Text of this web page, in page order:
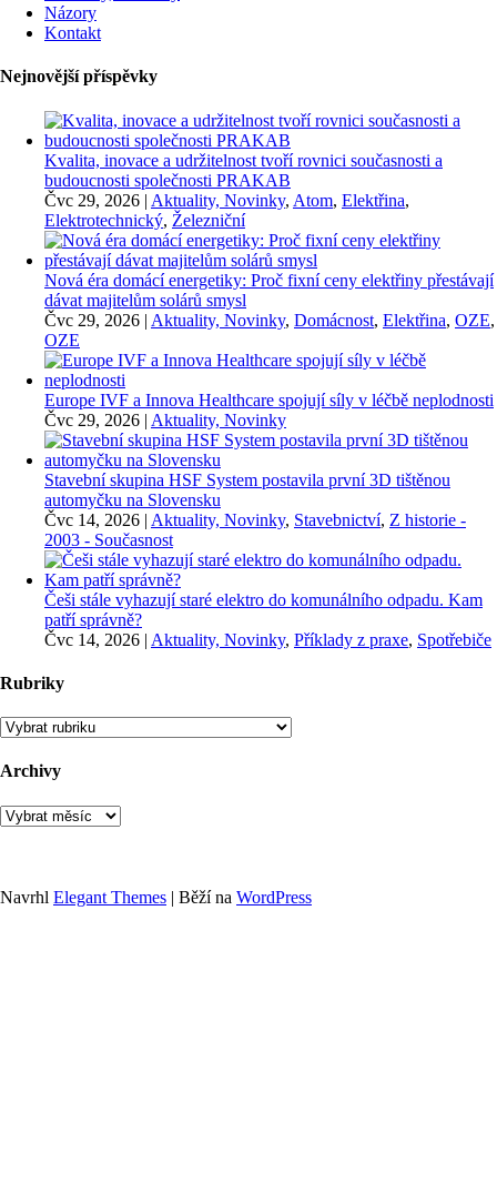
Názory
Kontakt
Nejnovější příspěvky
Kvalita, inovace a udržitelnost tvoří rovnici současnosti a
budoucnosti společnosti PRAKAB
Čvc 29, 2026 | Aktuality, Novinky, Atom, Elektřina,
Elektrotechnický, Železniční
Nová éra domácí energetiky: Proč fixní ceny elektřiny přestávají
dávat majitelům solárů smysl
Čvc 29, 2026 | Aktuality, Novinky, Domácnost, Elektřina, OZE,
OZE
Europe IVF a Innova Healthcare spojují síly v léčbě neplodnosti
Čvc 29, 2026 | Aktuality, Novinky
Stavební skupina HSF System postavila první 3D tištěnou
automyčku na Slovensku
Čvc 14, 2026 | Aktuality, Novinky, Stavebnictví, Z historie -
2003 - Současnost
Češi stále vyhazují staré elektro do komunálního odpadu. Kam
patří správně?
Čvc 14, 2026 | Aktuality, Novinky, Příklady z praxe, Spotřebiče
Rubriky
Rubriky
Archivy
Archivy
Navrhl Elegant Themes | Běží na WordPress